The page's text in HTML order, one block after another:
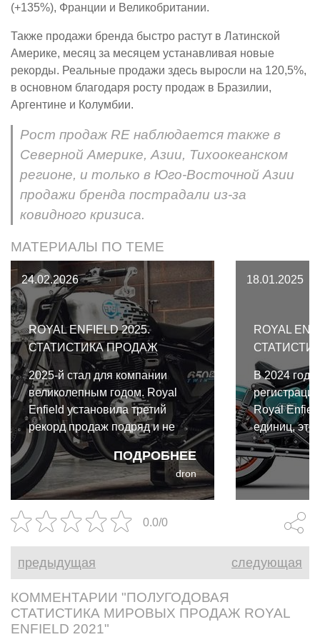
(+135%), Франции и Великобритании.
Также продажи бренда быстро растут в Латинской
Америке, месяц за месяцем устанавливая новые
рекорды. Реальные продажи здесь выросли на 120,5%,
в основном благодаря росту продаж в Бразилии,
Аргентине и Колумбии.
Рост продаж RE наблюдается также в
Северной Америке, Азии, Тихоокеанском
регионе, и только в Юго-Восточной Азии
продажи бренда пострадали из-за
ковидного кризиса.
МАТЕРИАЛЫ ПО ТЕМЕ
24.02.2026
ROYAL ENFIELD 2025.
СТАТИСТИКА ПРОДАЖ
ПОДРОБНЕЕ
2025-й стал для компании
великолепным годом. Royal
Enfield установила третий
рекорд продаж подряд и не
просто преодолела рубеж в 1
миллион, а достигла
показателя в 1,18 миллиона
проданных мотоциклов,
продемонстрировав
потрясающий рост в 26,7% на
глобальном уровне.
dron
18.01.2025
ROYAL
В 2024
Royal
единиц, это
чем в 2023.
0.0/0
предыдущая следующая
КОММЕНТАРИИ "ПОЛУГОДОВАЯ
СТАТИСТИКА МИРОВЫХ ПРОДАЖ ROYAL
ENFIELD 2021"